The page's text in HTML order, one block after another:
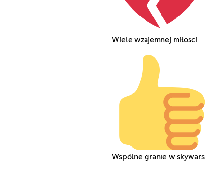
Wiele wzajemnej miłości
Wspólne granie w skywars